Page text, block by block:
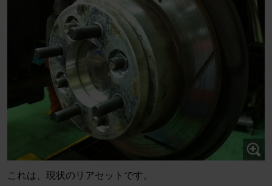
これは、現状のリアセットです。